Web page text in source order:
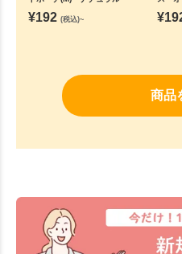
¥192 (税込)~ ¥
商品